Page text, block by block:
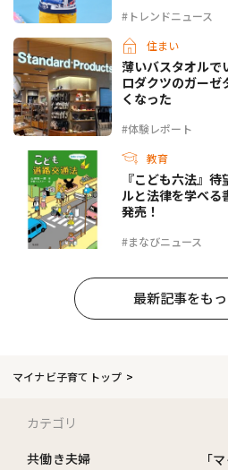
#トレンドニュース
住まい
#体験レポート
薄いバスタオルで
ロダクツのガー
くなった
教育
#まなびニュース
『こども六法』
ルと法律を学べる
発売！
最新記事をも
マイナビ子育てトップ
カテゴリ
共働き夫婦
「